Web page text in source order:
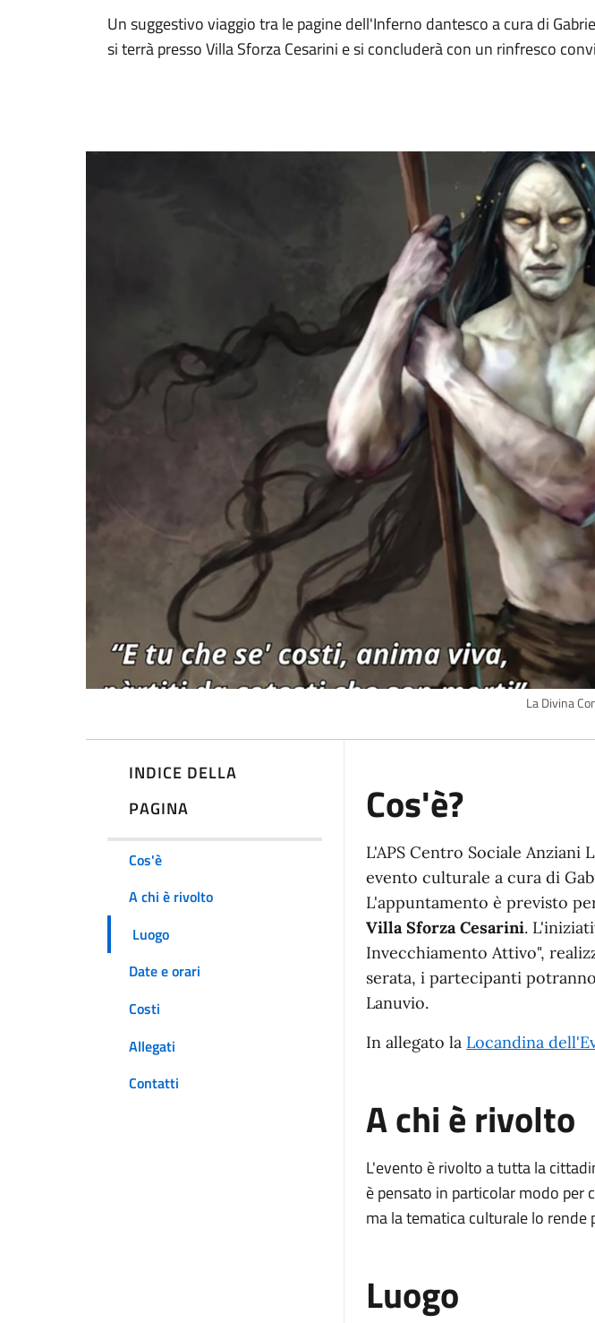
Un suggestivo viaggio tra le pagine dell'Inferno dantesco a cura di
si terrà presso Villa Sforza Cesarini e si concluderà con un rinfresco
La Divina
INDICE DELLA
PAGINA
Cos'è
A chi è rivolto
Luogo
Date e orari
Costi
Allegati
Contatti
Cos'è?
L'APS Centro Sociale
evento culturale a cura di
L'appuntamento è previsto
Villa Sforza Cesarini.
Invecchiamento Attivo",
serata, i partecipanti
Lanuvio.
In allegato la Locandina
A chi è rivolto
L'evento è rivolto a tutta la
è pensato in particolar modo per
ma la tematica culturale lo
Luogo